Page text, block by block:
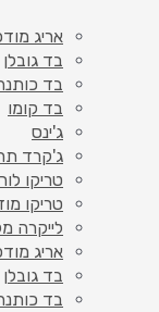
אריג
בד גובלן
בד
בד קומו
ג'ינס
ג'קרד
טריקו
טריקו
לייקרה
אריג
בד גובלן
בד